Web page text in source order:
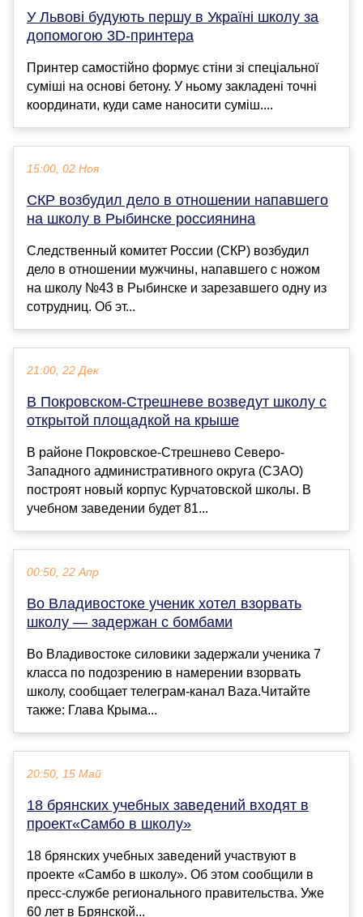
У Львові будують першу в Україні школу за
допомогою 3D-принтера
Принтер самостійно формує стіни зі спеціальної
суміші на основі бетону. У ньому закладені точні
координати, куди саме наносити суміш....
15:00, 02 Ноя
СКР возбудил дело в отношении напавшего
на школу в Рыбинске россиянина
Следственный комитет России (СКР) возбудил
дело в отношении мужчины, напавшего с ножом
на школу №43 в Рыбинске и зарезавшего одну из
сотрудниц. Об эт...
21:00, 22 Дек
В Покровском-Стрешневе возведут школу с
открытой площадкой на крыше
В районе Покровское-Стрешнево Северо-
Западного административного округа (СЗАО)
построят новый корпус Курчатовской школы. В
учебном заведении будет 81...
00:50, 22 Апр
Во Владивостоке ученик хотел взорвать
школу — задержан с бомбами
Во Владивостоке силовики задержали ученика 7
класса по подозрению в намерении взорвать
школу, сообщает телеграм-канал Baza.Читайте
также: Глава Крыма...
20:50, 15 Май
18 брянских учебных заведений входят в
проект«Самбо в школу»
18 брянских учебных заведений участвуют в
проекте «Самбо в школу». Об этом сообщили в
пресс-службе регионального правительства. Уже
60 лет в Брянской...